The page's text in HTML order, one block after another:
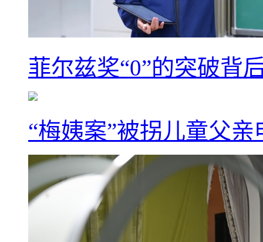
菲尔兹奖“0”的突破背
“梅姨案”被拐儿童父